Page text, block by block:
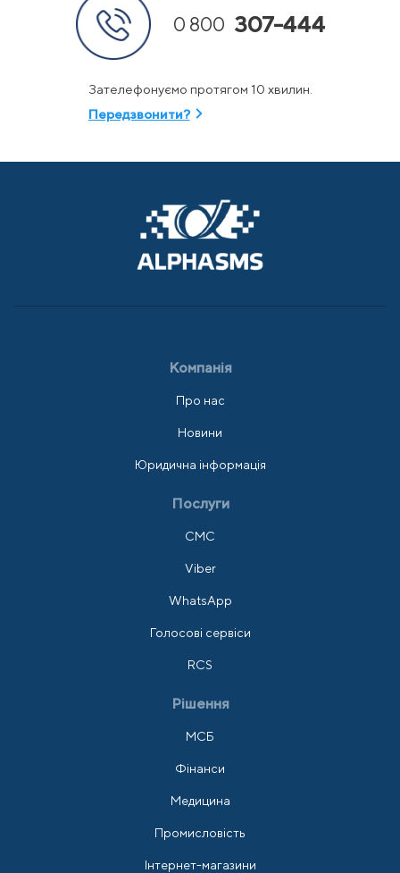
0 800 307-444
Зателефонуємо протягом 10 хвилин.
Передзвонити?
Компанія
Про нас
Новини
Юридична інформація
Послуги
СМС
Viber
WhatsApp
Голосові сервіси
RCS
Рішення
МСБ
Фінанси
Медицина
Промисловість
Інтернет-магазини